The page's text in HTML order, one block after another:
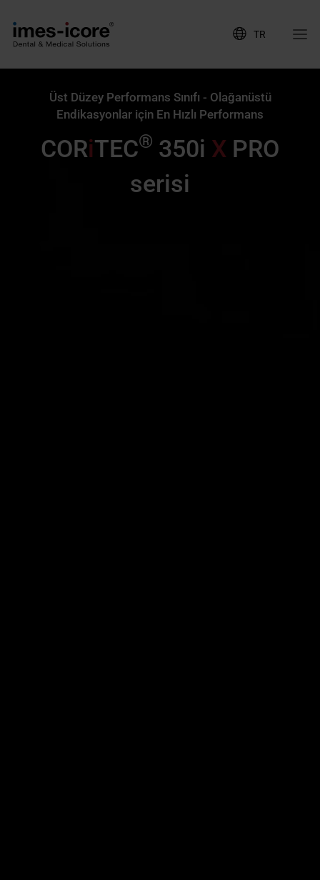
TR
Üst Düzey Performans Sınıfı - Olağanüstü
Endikasyonlar için En Hızlı Performans
CORiTEC® 350i X PRO
serisi